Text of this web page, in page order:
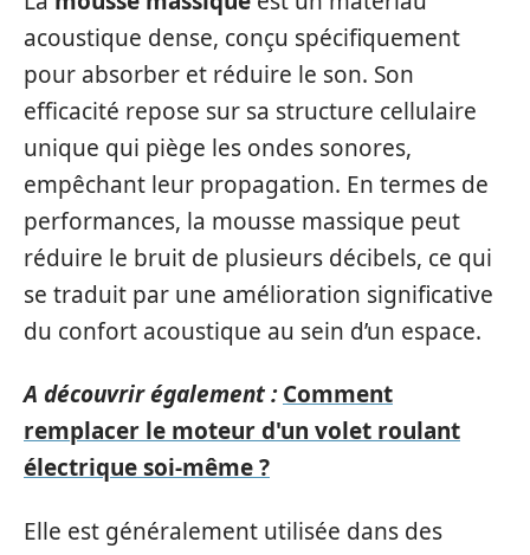
acoustique dense, conçu spécifiquement
pour absorber et réduire le son. Son
efficacité repose sur sa structure cellulaire
unique qui piège les ondes sonores,
empêchant leur propagation. En termes de
performances, la mousse massique peut
réduire le bruit de plusieurs décibels, ce qui
se traduit par une amélioration significative
du confort acoustique au sein d’un espace.
A découvrir également : Comment
remplacer le moteur d'un volet roulant
électrique soi-même ?
Elle est généralement utilisée dans des